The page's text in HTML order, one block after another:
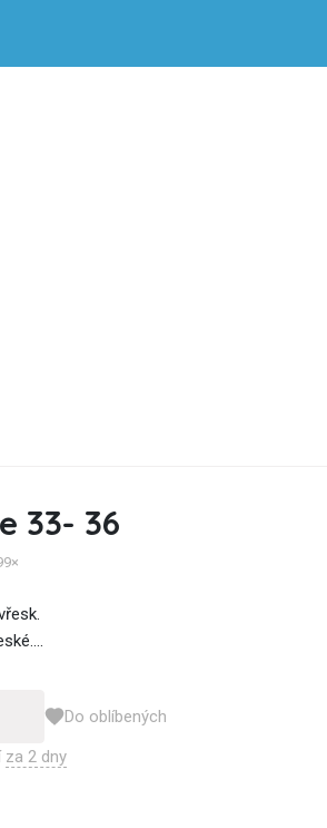
33- 36
Do oblíbených
za 2 dny